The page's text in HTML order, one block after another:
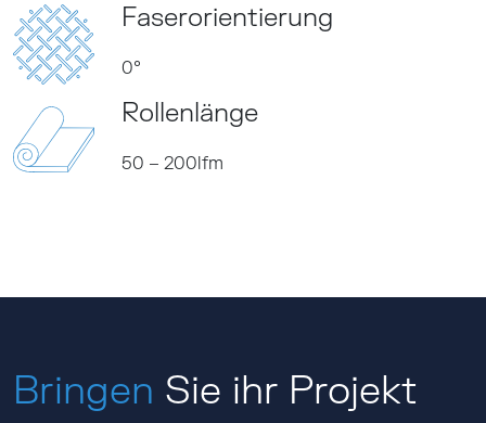
Faserorientierung
0°
Rollenlänge
50 – 200lfm
Bringen Sie ihr Projekt